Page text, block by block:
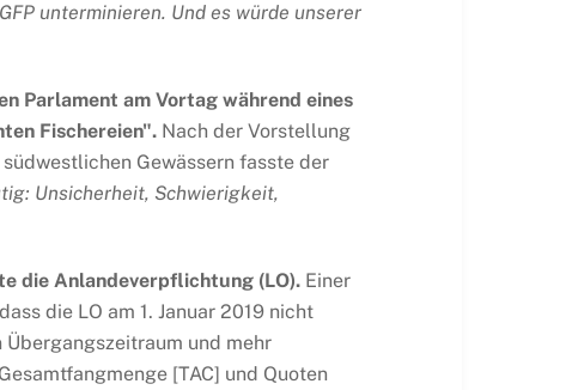
unterminieren. Und es würde unserer
Parlament am Vortag während eines
Fischereien". Nach der Vorstellung
Gewässern fasste der
Unsicherheit, Schwierigkeit,
die Anlandeverpflichtung (LO). Einer
die LO am 1. Januar 2019 nicht
und mehr
[TAC] und Quoten